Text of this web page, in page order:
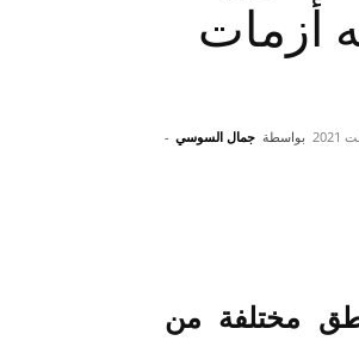
أزمات
بواسطة جمال السوسي -
مختلفة من